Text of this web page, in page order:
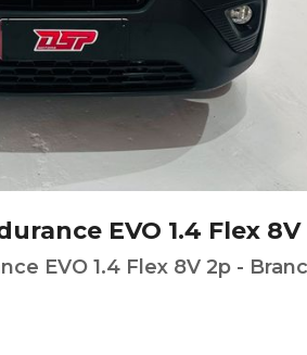
EVO 1.4 Flex 8V
EVO 1.4 Flex 8V 2p -